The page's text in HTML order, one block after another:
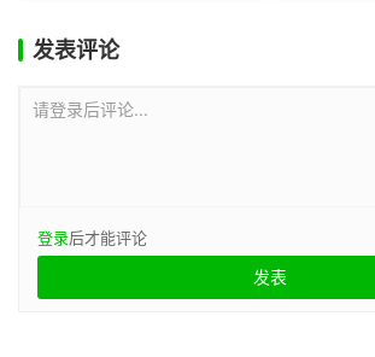
发表评论
请登录后评论...
登录后才能评论